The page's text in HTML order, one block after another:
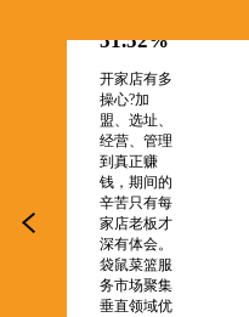
51.52%
开家店有多
操心?加
盟、选址、
经营、管理
到真正赚
钱，期间的
辛苦只有每
家店老板才
深有体会。
袋鼠菜篮服
务市场聚集
垂直领域优